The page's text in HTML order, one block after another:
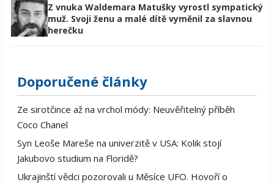
Z vnuka Waldemara Matušky vyrostl sympatický
muž. Svoji ženu a malé dítě vyměnil za slavnou
herečku
Doporučené články
Ze sirotčince až na vrchol módy: Neuvěřitelný příběh
Coco Chanel
Syn Leoše Mareše na univerzitě v USA: Kolik stojí
Jakubovo studium na Floridě?
Ukrajinští vědci pozorovali u Měsíce UFO. Hovoří o